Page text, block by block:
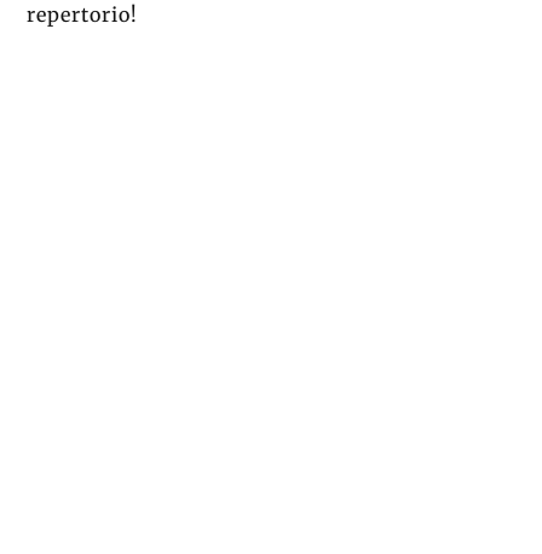
repertorio!